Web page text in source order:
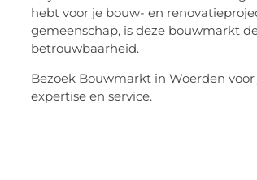
hebt voor je bouw- en
gemeenschap, is deze bouwmarkt
betrouwbaarheid.
Bezoek Bouwmarkt in Woerden
expertise en service.